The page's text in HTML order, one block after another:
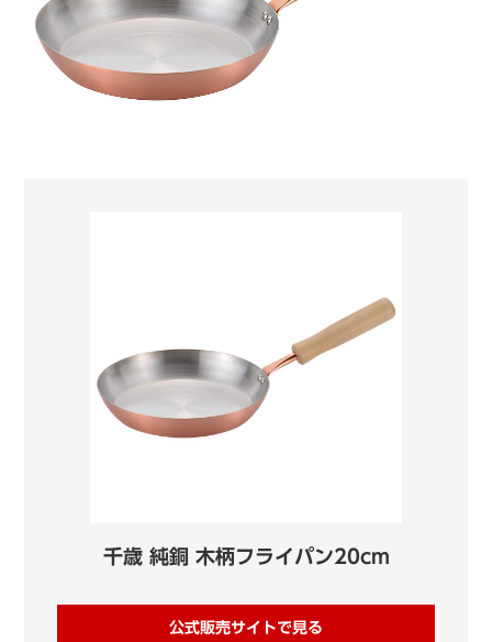
千歳 純銅 木柄フライパン20cm
公式販売サイトで見る